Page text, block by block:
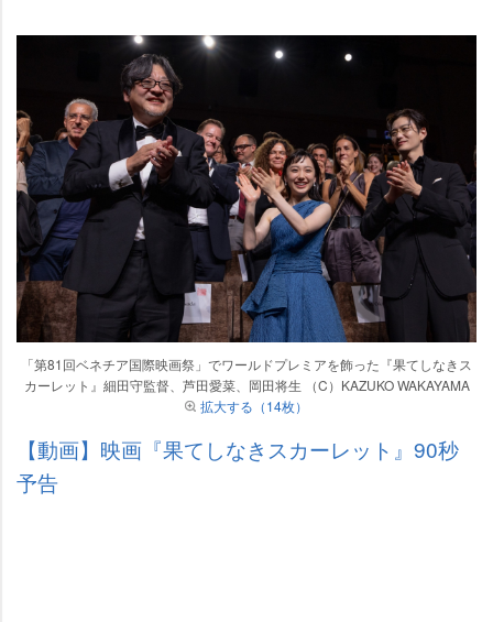
「第81回ベネチア国際映画祭」でワールドプレミアを飾った『果てしなきス
カーレット』細田守監督、芦田愛菜、岡田将生 （C）KAZUKO WAKAYAMA
拡大する（14枚）
【動画】映画『果てしなきスカーレット』90秒
予告